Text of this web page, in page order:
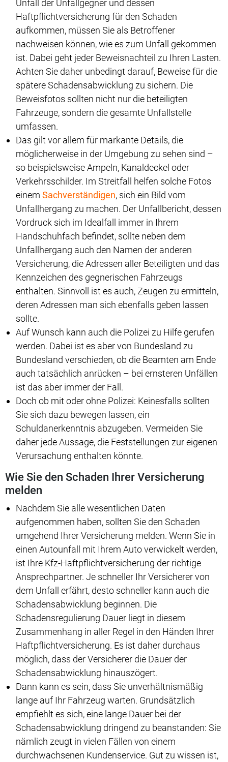
Unfall der Unfallgegner und dessen
Haftpflichtversicherung für den Schaden
aufkommen, müssen Sie als Betroffener
nachweisen können, wie es zum Unfall gekommen
ist. Dabei geht jeder Beweisnachteil zu Ihren Lasten.
Achten Sie daher unbedingt darauf, Beweise für die
spätere Schadensabwicklung zu sichern. Die
Beweisfotos sollten nicht nur die beteiligten
Fahrzeuge, sondern die gesamte Unfallstelle
umfassen.
Das gilt vor allem für markante Details, die
möglicherweise in der Umgebung zu sehen sind –
so beispielsweise Ampeln, Kanaldeckel oder
Verkehrsschilder. Im Streitfall helfen solche Fotos
einem Sachverständigen, sich ein Bild vom
Unfallhergang zu machen. Der Unfallbericht, dessen
Vordruck sich im Idealfall immer in Ihrem
Handschuhfach befindet, sollte neben dem
Unfallhergang auch den Namen der anderen
Versicherung, die Adressen aller Beteiligten und das
Kennzeichen des gegnerischen Fahrzeugs
enthalten. Sinnvoll ist es auch, Zeugen zu ermitteln,
deren Adressen man sich ebenfalls geben lassen
sollte.
Auf Wunsch kann auch die Polizei zu Hilfe gerufen
werden. Dabei ist es aber von Bundesland zu
Bundesland verschieden, ob die Beamten am Ende
auch tatsächlich anrücken – bei ernsteren Unfällen
ist das aber immer der Fall.
Doch ob mit oder ohne Polizei: Keinesfalls sollten
Sie sich dazu bewegen lassen, ein
Schuldanerkenntnis abzugeben. Vermeiden Sie
daher jede Aussage, die Feststellungen zur eigenen
Verursachung enthalten könnte.
Wie Sie den Schaden Ihrer Versicherung
melden
Nachdem Sie alle wesentlichen Daten
aufgenommen haben, sollten Sie den Schaden
umgehend Ihrer Versicherung melden. Wenn Sie in
einen Autounfall mit Ihrem Auto verwickelt werden,
ist Ihre Kfz-Haftpflichtversicherung der richtige
Ansprechpartner. Je schneller Ihr Versicherer von
dem Unfall erfährt, desto schneller kann auch die
Schadensabwicklung beginnen. Die
Schadensregulierung Dauer liegt in diesem
Zusammenhang in aller Regel in den Händen Ihrer
Haftpflichtversicherung. Es ist daher durchaus
möglich, dass der Versicherer die Dauer der
Schadensabwicklung hinauszögert.
Dann kann es sein, dass Sie unverhältnismäßig
lange auf Ihr Fahrzeug warten. Grundsätzlich
empfiehlt es sich, eine lange Dauer bei der
Schadensabwicklung dringend zu beanstanden: Sie
nämlich zeugt in vielen Fällen von einem
durchwachsenen Kundenservice. Gut zu wissen ist,